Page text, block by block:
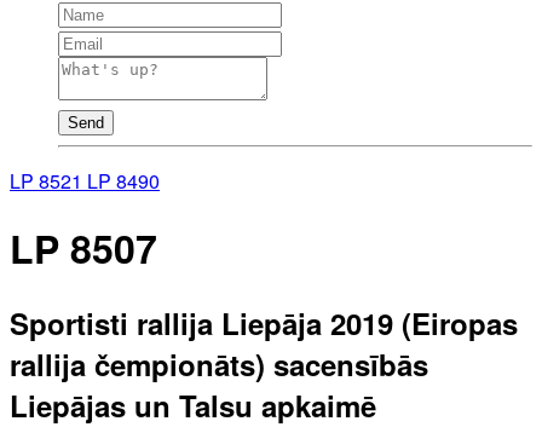
Send
LP 8521 LP 8490
LP 8507
Sportisti rallija Liepāja 2019 (Eiropas
rallija čempionāts) sacensībās
Liepājas un Talsu apkaimē